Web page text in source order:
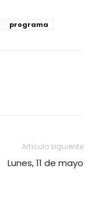
programa
Artículo siguiente
Lunes, 11 de mayo